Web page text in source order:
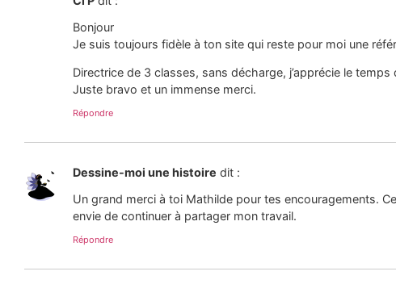
Bonjour
Je suis toujours fidèle à ton site qui reste pour moi une
Directrice de 3 classes, sans décharge, j’apprécie le temps
Juste bravo et un immense merci.
Répondre
Dessine-moi une histoire dit :
Un grand merci à toi Mathilde pour tes encouragements.
envie de continuer à partager mon travail.
Répondre